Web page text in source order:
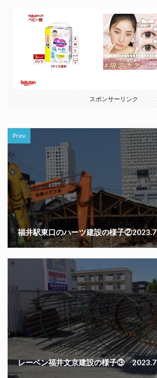
スポンサーリンク
Prev
福井駅東口のハーツ建設の様子②2023.7
レーベン福井文京建設の様子③ 2023.7